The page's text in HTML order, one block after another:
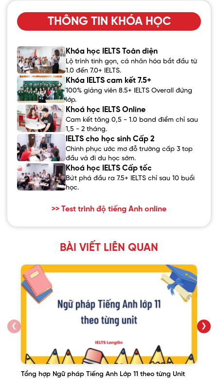
THÔNG TIN KHÓA HỌC
Khóa học IELTS Toàn diện
Lộ trình tinh gọn, cá nhân hóa bắt đầu từ
1.0 đến 7.0+ IELTS.
Khóa IELTS cam kết 7.5+
100% giảng viên 8.5+ IELTS Overall đứng
lớp.
Khoá học IELTS Online
Cam kết tăng 0,5 - 1.0 band điểm chỉ sau
1,5 - 2 tháng.
IELTS cho học sinh Cấp 2
Chinh phục ước mơ đỗ trường cấp 3 top
đầu và đi du học sớm.
Khoá học IELTS Cấp tốc
Bứt phá đầu ra 7.5+ IELTS chỉ sau 10 buổi
học.
>> Test trình độ tiếng Anh online
BÀI VIẾT LIÊN QUAN
❮
Tổng hợp Ngữ pháp Tiếng Anh Lớp 11 theo từng Unit
❯